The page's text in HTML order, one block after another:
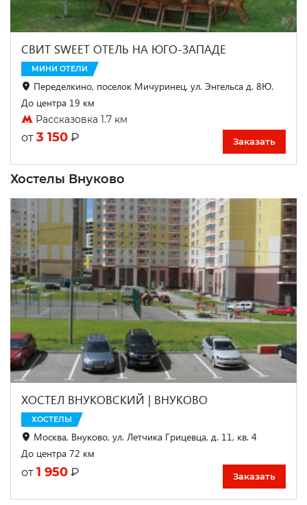
СВИТ SWEET ОТЕЛЬ НА ЮГО-ЗАПАДЕ
МИНИ ОТЕЛИ
Переделкино, поселок Мичуринец, ул. Энгельса д. 8Ю.
До центра 19 км
Рассказовка 1.7 км
от 3 150 ₽ Заказать
Хостелы Внуково
ХОСТЕЛ ВНУКОВСКИЙ | ВНУКОВО
ХОСТЕЛЫ
Москва, Внуково, ул. Летчика Грицевца, д. 11, кв. 4
До центра 72 км
от 1 950 ₽ Заказать